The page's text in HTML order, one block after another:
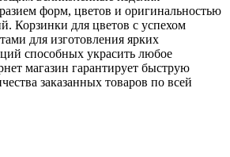
форм, цветов и оригинальностью
Корзинки для цветов с успехом
для изготовления ярких
способных украсить любое
магазин гарантирует быструю
заказанных товаров по всей